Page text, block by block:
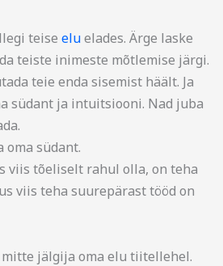
teise eluelades. Ärge laske
teiste inimeste mõtlemise järgi.
teie enda sisemist häält. Ja
südant ja intuitsiooni. Nad juba
südant.
viis tõeliselt rahul olla, on teha
viis teha suurepärast tööd on
jälgija oma elu tiitellehel.